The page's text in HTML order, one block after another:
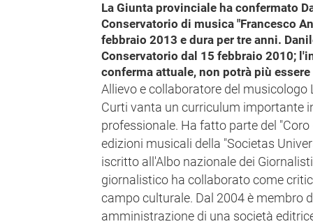
La Giunta provinciale ha confermato
Conservatorio di musica "Francesco
febbraio 2013 e dura per tre anni.
Conservatorio dal 15 febbraio 2010;
conferma attuale, non potrà più
Allievo e collaboratore del musicologo
Curti vanta un curriculum importante
professionale. Ha fatto parte del
edizioni musicali della "Societas
iscritto all'Albo nazionale dei
giornalistico ha collaborato come
campo culturale. Dal 2004 è membro
amministrazione di una società